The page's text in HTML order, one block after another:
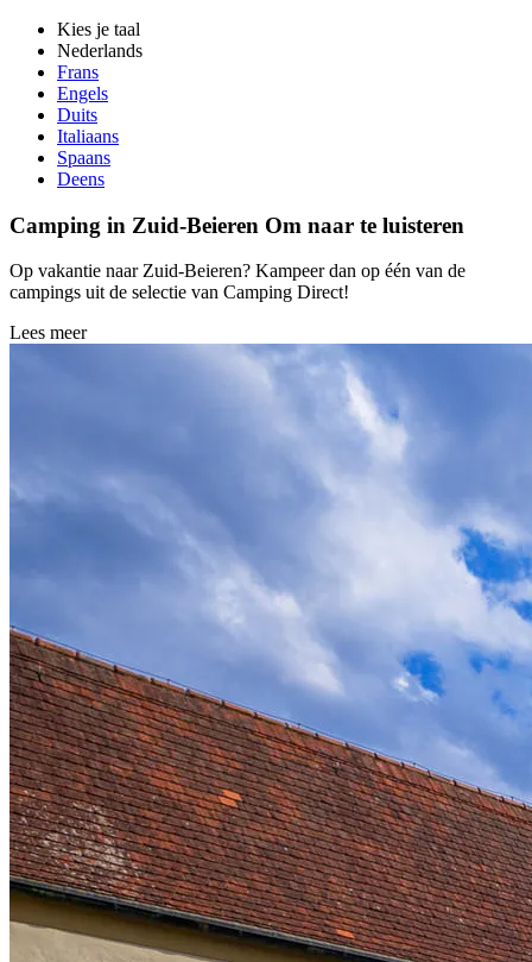
Kies je taal
Nederlands
Frans
Engels
Duits
Italiaans
Spaans
Deens
Camping in Zuid-Beieren Om naar te luisteren
Op vakantie naar Zuid-Beieren? Kampeer dan op één van de
campings uit de selectie van Camping Direct!
Lees meer